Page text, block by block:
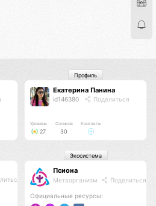
Екатерина Панина
id146380 Поделиться
Уровень
27
Соликов
30
Контакты
Профиль
Псиона
Метаорганизм Поделиться
Официальные ресурсы:
Экосистема